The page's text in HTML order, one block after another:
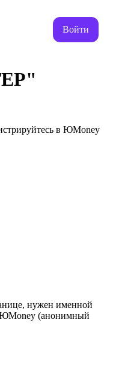
Войти
в ЮMoney
нужен именной
(анонимный